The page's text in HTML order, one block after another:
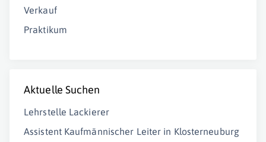
Verkauf
Praktikum
Aktuelle Suchen
Lehrstelle Lackierer
Assistent Kaufmännischer Leiter in Klosterneuburg